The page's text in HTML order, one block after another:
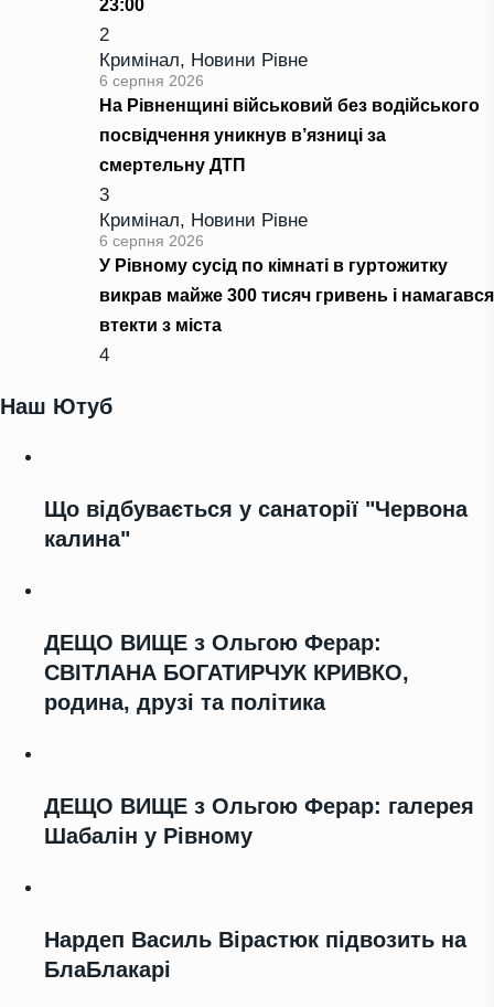
23:00
2
Кримінал, Новини Рівне
6 серпня 2026
На Рівненщині військовий без водійського
посвідчення уникнув в’язниці за
смертельну ДТП
3
Кримінал, Новини Рівне
6 серпня 2026
У Рівному сусід по кімнаті в гуртожитку
викрав майже 300 тисяч гривень і намагався
втекти з міста
4
Наш Ютуб
Що відбувається у санаторії "Червона
калина"
ДЕЩО ВИЩЕ з Ольгою Ферар:
СВІТЛАНА БОГАТИРЧУК КРИВКО,
родина, друзі та політика
ДЕЩО ВИЩЕ з Ольгою Ферар: галерея
Шабалін у Рівному
Нардеп Василь Вірастюк підвозить на
БлаБлакарі